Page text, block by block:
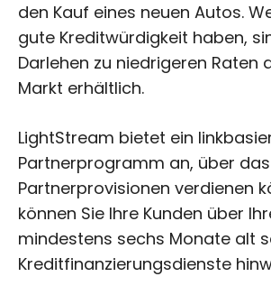
den Kauf eines neuen Autos.
gute Kreditwürdigkeit haben,
Darlehen zu niedrigeren Raten
Markt erhältlich.
LightStream bietet ein
Partnerprogramm an, über
Partnerprovisionen verdienen
können Sie Ihre Kunden über
mindestens sechs Monate alt
Kreditfinanzierungsdienste